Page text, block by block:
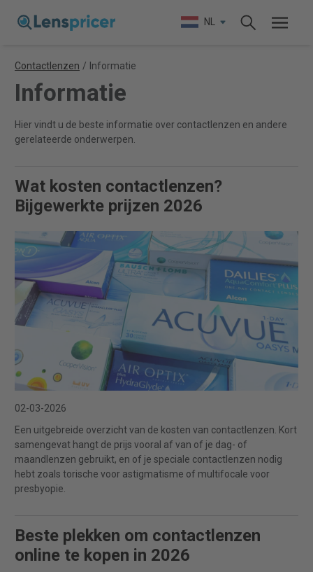
NL
Contactlenzen / Informatie
Informatie
Hier vindt u de beste informatie over contactlenzen en andere
gerelateerde onderwerpen.
Wat kosten contactlenzen?
Bijgewerkte prijzen 2026
02-03-2026
Een uitgebreide overzicht van de kosten van contactlenzen. Kort
samengevat hangt de prijs vooral af van of je dag- of
maandlenzen gebruikt, en of je speciale contactlenzen nodig
hebt zoals torische voor astigmatisme of multifocale voor
presbyopie.
Beste plekken om contactlenzen
online te kopen in 2026